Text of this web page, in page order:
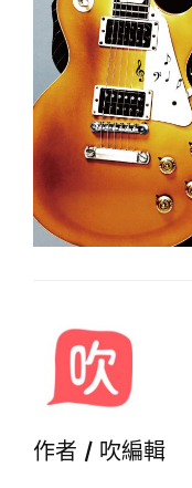
作者 / 吹編輯